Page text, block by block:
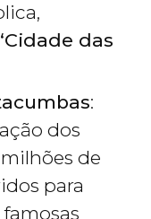
das
:
dos
de
para